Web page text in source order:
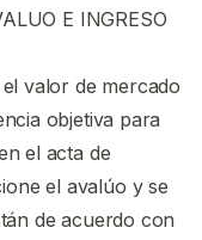
E INGRESO
valor de mercado
objetiva para
el acta de
el avalúo y se
de acuerdo con